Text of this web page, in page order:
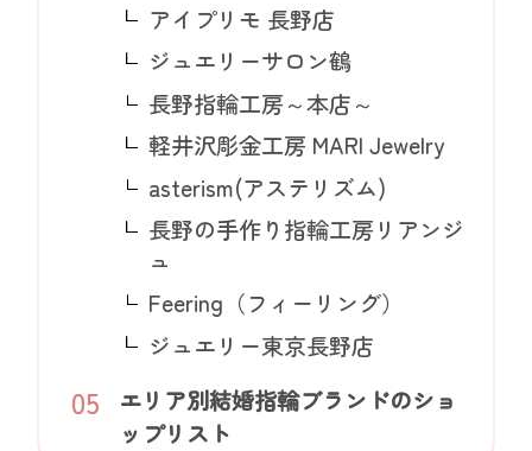
アイプリモ 長野店
ジュエリーサロン鶴
長野指輪工房～本店～
軽井沢彫金工房 MARI Jewelry
asterism(アステリズム)
長野の手作り指輪工房リアンジ
ュ
Feering（フィーリング）
ジュエリー東京長野店
エリア別結婚指輪ブランドのショ
ップリスト